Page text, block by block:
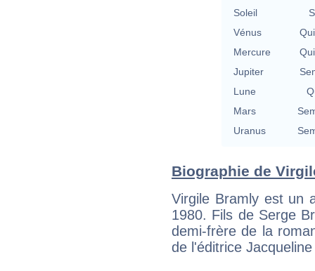
Soleil
Vénus
Mercure
Jupiter
Lune
Mars
Uranus
Biographie de
Virgile Bramly est un
1980. Fils de Serge
demi-frère de la
de l'éditrice